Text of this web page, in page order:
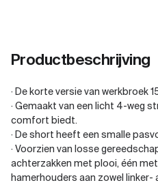
Productbeschrijving
· De korte versie van werkbroek
· Gemaakt van een licht 4-weg
comfort biedt.
· De short heeft een smalle
· Voorzien van losse
achterzakken met plooi, één
hamerhouders aan zowel linker-